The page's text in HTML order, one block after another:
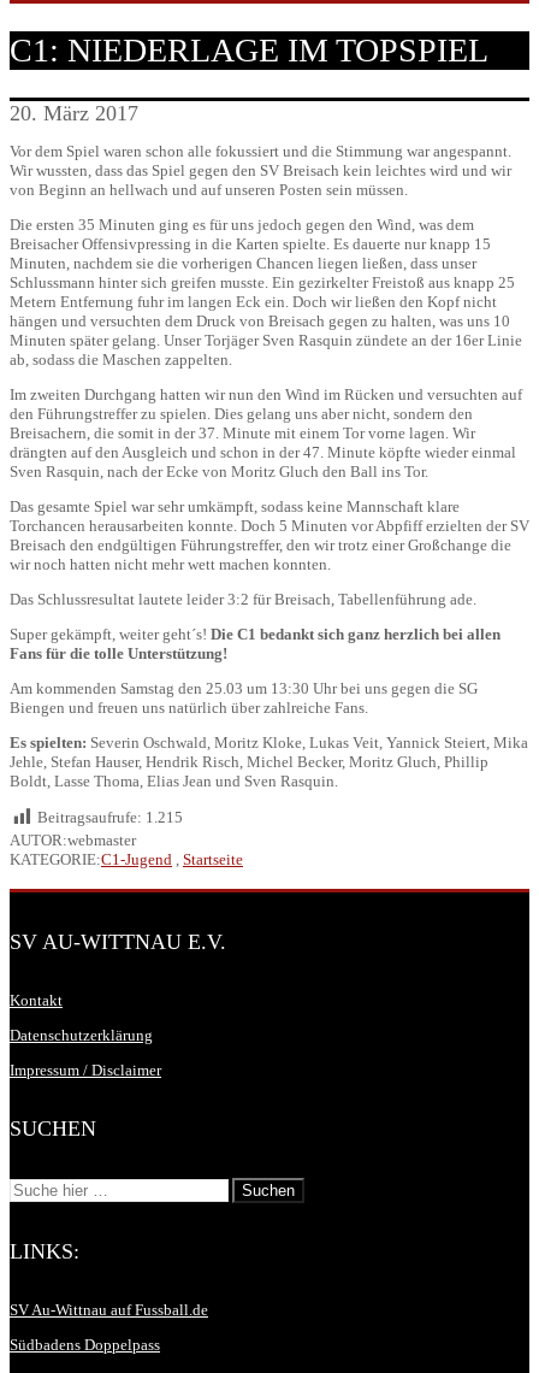
C1: NIEDERLAGE IM TOPSPIEL
20. März 2017
Vor dem Spiel waren schon alle fokussiert und die Stimmung war angespannt.
Wir wussten, dass das Spiel gegen den SV Breisach kein leichtes wird und wir
von Beginn an hellwach und auf unseren Posten sein müssen.
Die ersten 35 Minuten ging es für uns jedoch gegen den Wind, was dem
Breisacher Offensivpressing in die Karten spielte. Es dauerte nur knapp 15
Minuten, nachdem sie die vorherigen Chancen liegen ließen, dass unser
Schlussmann hinter sich greifen musste. Ein gezirkelter Freistoß aus knapp 25
Metern Entfernung fuhr im langen Eck ein. Doch wir ließen den Kopf nicht
hängen und versuchten dem Druck von Breisach gegen zu halten, was uns 10
Minuten später gelang. Unser Torjäger Sven Rasquin zündete an der 16er Linie
ab, sodass die Maschen zappelten.
Im zweiten Durchgang hatten wir nun den Wind im Rücken und versuchten auf
den Führungstreffer zu spielen. Dies gelang uns aber nicht, sondern den
Breisachern, die somit in der 37. Minute mit einem Tor vorne lagen. Wir
drängten auf den Ausgleich und schon in der 47. Minute köpfte wieder einmal
Sven Rasquin, nach der Ecke von Moritz Gluch den Ball ins Tor.
Das gesamte Spiel war sehr umkämpft, sodass keine Mannschaft klare
Torchancen herausarbeiten konnte. Doch 5 Minuten vor Abpfiff erzielten der SV
Breisach den endgültigen Führungstreffer, den wir trotz einer Großchange die
wir noch hatten nicht mehr wett machen konnten.
Das Schlussresultat lautete leider 3:2 für Breisach, Tabellenführung ade.
Super gekämpft, weiter geht´s! Die C1 bedankt sich ganz herzlich bei allen
Fans für die tolle Unterstützung!
Am kommenden Samstag den 25.03 um 13:30 Uhr bei uns gegen die SG
Biengen und freuen uns natürlich über zahlreiche Fans.
Es spielten: Severin Oschwald, Moritz Kloke, Lukas Veit, Yannick Steiert, Mika
Jehle, Stefan Hauser, Hendrik Risch, Michel Becker, Moritz Gluch, Phillip
Boldt, Lasse Thoma, Elias Jean und Sven Rasquin.
Beitragsaufrufe: 1.215
AUTOR:webmaster
KATEGORIE:C1-Jugend , Startseite
SV AU-WITTNAU E.V.
Kontakt
Datenschutzerklärung
Impressum / Disclaimer
SUCHEN
LINKS:
SV Au-Wittnau auf Fussball.de
Südbadens Doppelpass